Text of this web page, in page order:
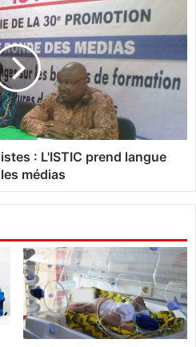
: L'ISTIC prend langue
médias